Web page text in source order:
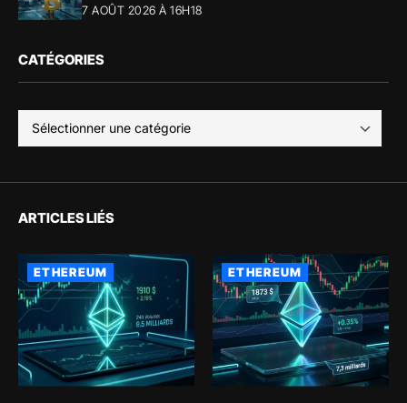
7 AOÛT 2026 À 16H18
CATÉGORIES
ARTICLES LIÉS
ETHEREUM ETHEREUM